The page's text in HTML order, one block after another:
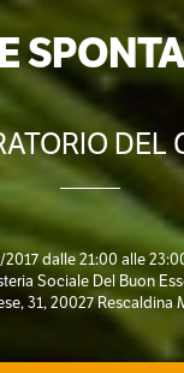
DEL
dalle 21:00 alle
Sociale Del Buon
31, 20027 Rescaldina